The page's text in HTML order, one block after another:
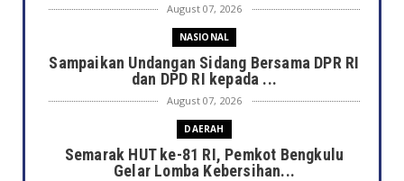
August 07, 2026
NASIONAL
Sampaikan Undangan Sidang Bersama DPR RI
dan DPD RI kepada ...
August 07, 2026
DAERAH
Semarak HUT ke-81 RI, Pemkot Bengkulu
Gelar Lomba Kebersihan...